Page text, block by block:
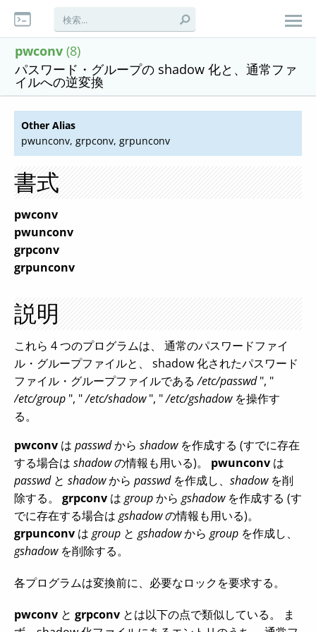
pwconv (8)
パスワード・グループの shadow 化と、通常ファ
イルへの逆変換
Other Alias
pwunconv, grpconv, grpunconv
書式
pwconv
pwunconv
grpconv
grpunconv
説明
これら 4 つのプログラムは、 通常のパスワードファイ
ル・グループファイルと、 shadow 化されたパスワード
ファイル・グループファイルである/etc/passwd", "
/etc/group ", "/etc/shadow", "/etc/gshadowを操作す
る。
pwconv は passwdから shadowを作成する (すでに存在
する場合は shadowの情報も用いる)。 pwunconv は
passwdと shadowから passwdを作成し、 shadowを削
除する。 grpconv は groupから gshadowを作成する (す
でに存在する場合は gshadowの情報も用いる)。
grpunconv は group と gshadowから group を作成し、
gshadowを削除する。
各プログラムは変換前に、必要なロックを要求する。
pwconv と grpconv とは以下の点で類似している。 ま